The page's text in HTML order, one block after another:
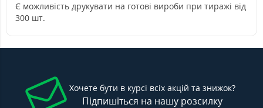
Є можливість друкувати на готові вироби при тиражі від
300 шт.
Хочете бути в курсі всіх акцій та знижок?
Підпишіться на нашу розсилку